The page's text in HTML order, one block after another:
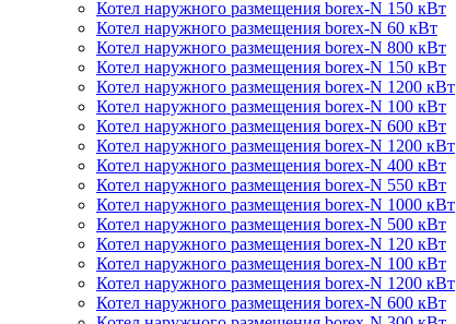
Котел наружного размещения borex-N 150 кВт
Котел наружного размещения borex-N 60 кВт
Котел наружного размещения borex-N 800 кВт
Котел наружного размещения borex-N 150 кВт
Котел наружного размещения borex-N 1200 кВт
Котел наружного размещения borex-N 100 кВт
Котел наружного размещения borex-N 600 кВт
Котел наружного размещения borex-N 1200 кВт
Котел наружного размещения borex-N 400 кВт
Котел наружного размещения borex-N 550 кВт
Котел наружного размещения borex-N 1000 кВт
Котел наружного размещения borex-N 500 кВт
Котел наружного размещения borex-N 120 кВт
Котел наружного размещения borex-N 100 кВт
Котел наружного размещения borex-N 1200 кВт
Котел наружного размещения borex-N 600 кВт